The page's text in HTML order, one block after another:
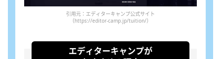
引用元：エディターキャンプ公式サイト
（https://editor-camp.jp/tuition/）
エディターキャンプが